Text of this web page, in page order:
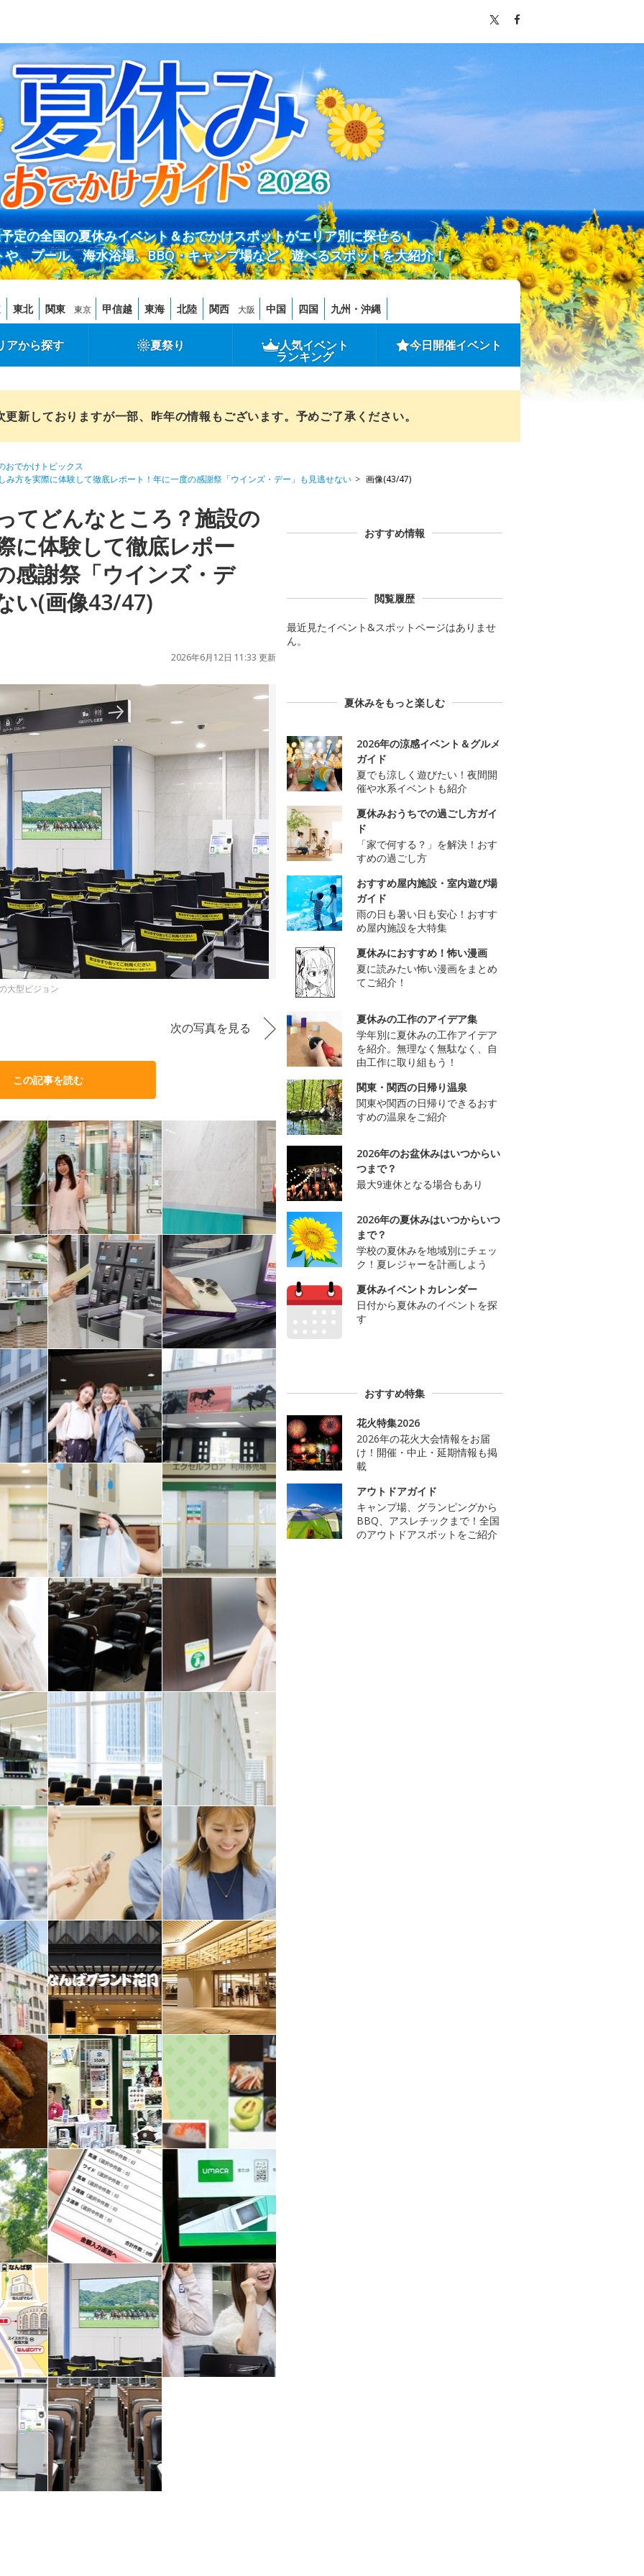
定の全国の夏休みイベント＆おでかけスポットがエリア別に探せる！
、プール、海水浴場、BBQ・キャンプ場など、遊べるスポットを大紹介！
東北 関東 東京 甲信越 東海 北陸 関西 大阪 中国 四国 九州・沖縄
アから探す 夏祭り 人気イベント
ランキング
今日開催イベント
新しておりますが一部、昨年の情報もございます。予めご了承ください。
おでかけトピックス
み方を実際に体験して徹底レポート！年に一度の感謝祭「ウインズ・デー」も見逃せない
画像(43/47)
てどんなところ？施設の
に体験して徹底レポー
感謝祭「ウインズ・デ
い(画像43/47)
2026年6月12日 11:33 更新
大型ビジョン
次の写真を見る
この記事を読む
おすすめ情報
閲覧履歴
最近見たイベント&スポットページはありませ
ん。
夏休みをもっと楽しむ
2026年の涼感イベント＆グルメ
ガイド
夏でも涼しく遊びたい！夜間開
催や水系イベントも紹介
夏休みおうちでの過ごし方ガイ
ド
「家で何する？」を解決！おす
すめの過ごし方
おすすめ屋内施設・室内遊び場
ガイド
雨の日も暑い日も安心！おすす
め屋内施設を大特集
夏休みにおすすめ！怖い漫画
夏に読みたい怖い漫画をまとめ
てご紹介！
夏休みの工作のアイデア集
学年別に夏休みの工作アイデア
を紹介。無理なく無駄なく、自
由工作に取り組もう！
関東・関西の日帰り温泉
関東や関西の日帰りできるおす
すめの温泉をご紹介
2026年のお盆休みはいつからい
つまで？
最大9連休となる場合もあり
2026年の夏休みはいつからいつ
まで？
学校の夏休みを地域別にチェッ
ク！夏レジャーを計画しよう
夏休みイベントカレンダー
日付から夏休みのイベントを探
す
おすすめ特集
花火特集2026
2026年の花火大会情報をお届
け！開催・中止・延期情報も掲
載
アウトドアガイド
キャンプ場、グランピングから
BBQ、アスレチックまで！全国
のアウトドアスポットをご紹介